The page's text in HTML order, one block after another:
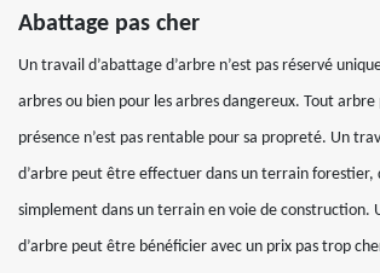
Abattage pas cher
Un travail d’abattage d’arbre n’est pas réservé
arbres ou bien pour les arbres dangereux. Tout
présence n’est pas rentable pour sa propreté. Un
d’arbre peut être effectuer dans un terrain forestier,
simplement dans un terrain en voie de construction.
d’arbre peut être bénéficier avec un prix pas trop